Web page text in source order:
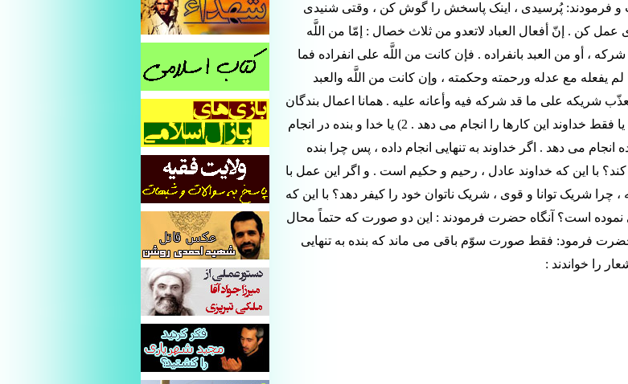
فرمودند: پُرسیدی ، اینک پاسخش را گوش کن ، وقتی شنیدی
کن . إنّ أفعال العباد لاتعدو من ثلاث خصال : إمّا من اللَّه
شرکه ، أو من العبد بانفراده . فإن کانت من اللَّه علی انفراده فما
یفعله مع عدله ورحمته وحکمته ، وإن کانت من اللَّه والعبد
شریکه علی ما قد شرکه فیه وأعانه علیه . همانا اعمال بندگان
از سه صورت خارج نیست : 1) یا فقط خداوند این کارها را انجام می دهد . 2) یا خدا و بنده در انجام
. 3) یا تنها بنده انجام می دهد . اگر خداوند به تنهایی انجام داده ، پس چرا بنده
کند؟ با این که خداوند عادل ، رحیم و حکیم است . و اگر این عمل با
، چرا شریک توانا و قوی ، شریک ناتوان خود را کیفر دهد؟ با این که
نموده است؟ آنگاه حضرت فرمودند : این دو صورت که حتماً محال
فرمود: فقط صورت سوّم باقی می ماند که بنده به تنهایی
را خواندند :